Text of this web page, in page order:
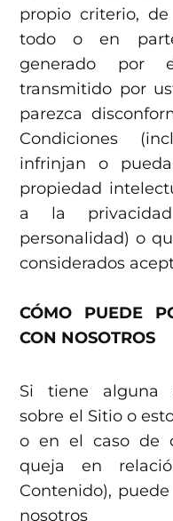
propio criterio,
todo o en
generado por
transmitido por
parezca
Condiciones
infrinjan o
propiedad
a la
personalidad) o
considerados
CÓMO PUEDE
CON NOSOTROS
Si tiene alguna
sobre el Sitio o
o en el caso de
queja en
Contenido),